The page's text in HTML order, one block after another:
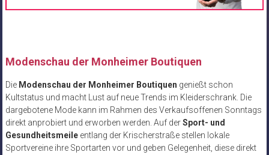
Modenschau der Monheimer Boutiquen
Die Modenschau der Monheimer Boutiquen genießt schon
Kultstatus und macht Lust auf neue Trends im Kleiderschrank. Die
dargebotene Mode kann im Rahmen des Verkaufsoffenen Sonntags
direkt anprobiert und erworben werden. Auf derSport- und
Gesundheitsmeileentlang der Krischerstraße stellen lokale
Sportvereine ihre Sportarten vor und geben Gelegenheit, diese direkt